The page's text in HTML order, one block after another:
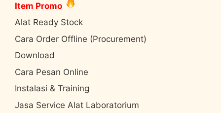
Item Promo
Alat Ready Stock
Cara Order Offline (Procurement)
Download
Cara Pesan Online
Instalasi & Training
Jasa Service Alat Laboratorium